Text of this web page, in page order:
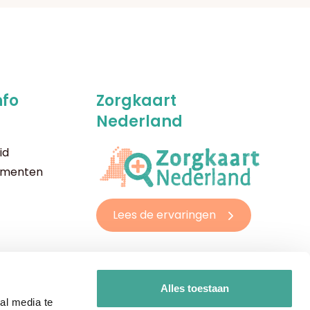
media te
Alles toestaan
Zorgkaart
Nederland
Lees de ervaringen